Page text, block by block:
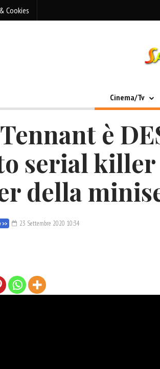
Cookies
Cinema/Tv
è
serial killer
della
>> 23 Settembre 2020 10:34